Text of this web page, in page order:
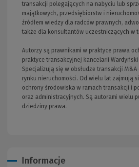
transakcji polegających na nabyciu lub
majątkowych, przedsiębiorstw i
źródłem wiedzy dla radców prawnych,
także dla konsultantów uczestniczących w
Autorzy są prawnikami w praktyce prawa
praktyce transakcyjnej kancelarii Wardyński
Specjalizują się w obsłudze transakcji
rynku nieruchomości. Od wielu lat zajmują
ochrony środowiska w ramach transakcji i
oraz administracyjnych. Są autorami wielu
dziedziny prawa.
Informacje